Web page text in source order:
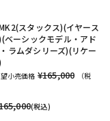
スタックス)(イヤース
ベーシックモデル・アド
ラムダシリーズ)(リケー
小売価格 ¥165,000
（税
(税込)